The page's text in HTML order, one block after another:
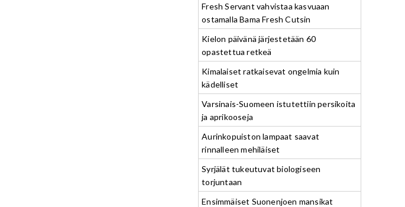
Fresh Servant vahvistaa kasvuaan
ostamalla Bama Fresh Cutsin
Kielon päivänä järjestetään 60
opastettua retkeä
Kimalaiset ratkaisevat ongelmia kuin
kädelliset
Varsinais-Suomeen istutettiin persikoita
ja aprikooseja
Aurinkopuiston lampaat saavat
rinnalleen mehiläiset
Syrjälät tukeutuvat biologiseen
torjuntaan
Ensimmäiset Suonenjoen mansikat